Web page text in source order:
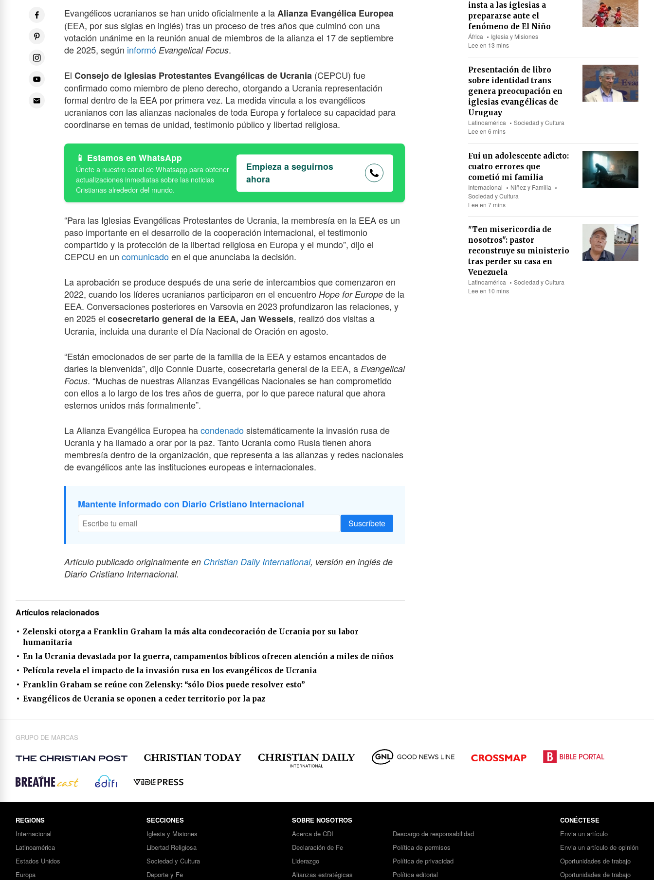
Evangélicos ucranianos se han unido oficialmente a laAlianza Evangélica Europea
(EEA, por sus siglas en inglés) tras un proceso de tres años que culminó con una
votación unánime en la reunión anual de miembros de la alianza el 17 de septiembre
de 2025, según informó Evangelical Focus.
El Consejo de Iglesias Protestantes Evangélicas de Ucrania (CEPCU) fue
confirmado como miembro de pleno derecho, otorgando a Ucrania representación
formal dentro de la EEA por primera vez. La medida vincula a los evangélicos
ucranianos con las alianzas nacionales de toda Europa y fortalece su capacidad para
coordinarse en temas de unidad, testimonio público y libertad religiosa.
Estamos en WhatsApp
Empieza a seguirnos
ahora
“Para las Iglesias Evangélicas Protestantes de Ucrania, la membresía en la EEA es un
paso importante en el desarrollo de la cooperación internacional, el testimonio
compartido y la protección de la libertad religiosa en Europa y el mundo”, dijo el
CEPCU en un comunicadoen el que anunciaba la decisión.
La aprobación se produce después de una serie de intercambios que comenzaron en
2022, cuando los líderes ucranianos participaron en el encuentro Hope for Europe de la
EEA. Conversaciones posteriores en Varsovia en 2023 profundizaron las relaciones, y
en 2025 el cosecretario general de la EEA, Jan Wessels, realizó dos visitas a
Ucrania, incluida una durante el Día Nacional de Oración en agosto.
“Están emocionados de ser parte de la familia de la EEA y estamos encantados de
darles la bienvenida”, dijo Connie Duarte, cosecretaria general de la EEA, a Evangelical
Focus. “Muchas de nuestras Alianzas Evangélicas Nacionales se han comprometido
con ellos a lo largo de los tres años de guerra, por lo que parece natural que ahora
estemos unidos más formalmente”.
La Alianza Evangélica Europea hacondenadosistemáticamente la invasión rusa de
Ucrania y ha llamado a orar por la paz. Tanto Ucrania como Rusia tienen ahora
membresía dentro de la organización, que representa a las alianzas y redes nacionales
de evangélicos ante las instituciones europeas e internacionales.
Mantente informado con Diario Cristiano Internacional
Suscríbete
Artículo publicado originalmente en Christian Daily International, versión en inglés de
Diario Cristiano Internacional.
Artículos relacionados
Zelenski otorga a Franklin Graham la más alta condecoración de Ucrania por su labor
humanitaria
En la Ucrania devastada por la guerra, campamentos bíblicos ofrecen atención a miles de niños
Película revela el impacto de la invasión rusa en los evangélicos de Ucrania
Franklin Graham se reúne con Zelensky: “sólo Dios puede resolver esto”
Evangélicos de Ucrania se oponen a ceder territorio por la paz
insta a las iglesias a
prepararse ante el
fenómeno de El Niño
África
Iglesia y Misiones
Lee en 13 mins
Presentación de libro
sobre identidad trans
genera preocupación en
iglesias evangélicas de
Uruguay
Latinoamérica
Sociedad y Cultura
Lee en 6 mins
Fui un adolescente adicto:
cuatro errores que
cometió mi familia
Internacional
Niñez y Familia
Sociedad y Cultura
Lee en 7 mins
"Ten misericordia de
nosotros": pastor
reconstruye su ministerio
tras perder su casa en
Venezuela
Latinoamérica
Sociedad y Cultura
Lee en 10 mins
GRUPO DE MARCAS
REGIONS
Internacional
Latinoamérica
Estados Unidos
Europa
SECCIONES
Iglesia y Misiones
Libertad Religiosa
Sociedad y Cultura
Deporte y Fe
SOBRE NOSOTROS
Acerca de CDI
Declaración de Fe
Liderazgo
Alianzas estratégicas
Descargo de responsabilidad
Política de permisos
Política de privacidad
Política editorial
CONÉCTESE
Envia un artículo
Envia un artículo de opinión
Oportunidades de trabajo
Oportunidades de trabajo